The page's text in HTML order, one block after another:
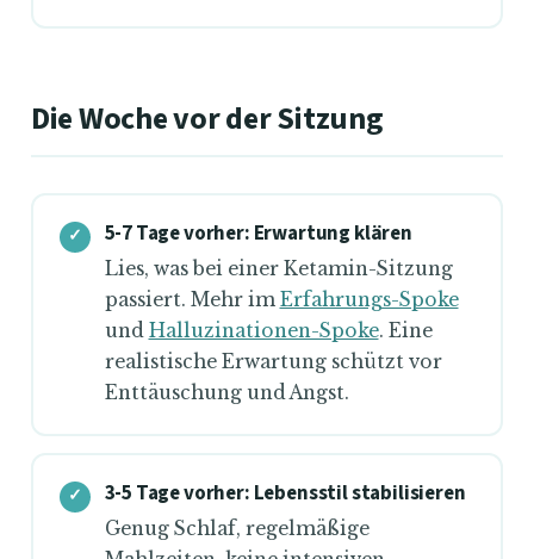
Die Woche vor der Sitzung
5-7 Tage vorher: Erwartung klären
Lies, was bei einer Ketamin-Sitzung
passiert. Mehr im Erfahrungs-Spoke
und Halluzinationen-Spoke. Eine
realistische Erwartung schützt vor
Enttäuschung und Angst.
3-5 Tage vorher: Lebensstil stabilisieren
Genug Schlaf, regelmäßige